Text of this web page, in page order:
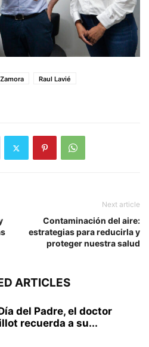
Raul Lavié
Next article
Contaminación del aire:
estrategias para reducirla y
proteger nuestra salud
ARTICLES
del Padre, el doctor
recuerda a su...